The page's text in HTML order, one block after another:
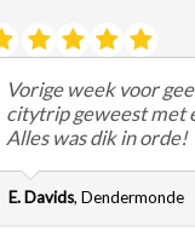
Vorige week voor
citytrip geweest met
Alles was dik in orde!
E. Davids, Dendermonde